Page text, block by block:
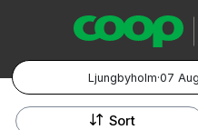
Ljungbyholm·07
Popular Destinations:
Sort
+
−